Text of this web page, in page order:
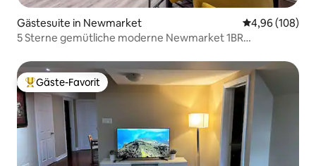
Gästesuite in Newmarket
4,96 (108)
5 Sterne gemütliche moderne Newmarket 1BR
Beliebter Gäste-Favorit.
Gäste-Favorit